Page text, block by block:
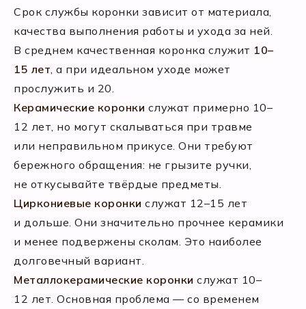
Срок службы коронки зависит от материала,
качества выполнения работы и ухода за ней.
В среднем качественная коронка служит 10–
15 лет, а при идеальном уходе может
прослужить и 20.
Керамические коронки служат примерно 10–
12 лет, но могут скалываться при травме
или неправильном прикусе. Они требуют
бережного обращения: не грызите ручки,
не откусывайте твёрдые предметы.
Циркониевые коронки служат 12–15 лет
и дольше. Они значительно прочнее керамики
и менее подвержены сколам. Это наиболее
долговечный вариант.
Металлокерамические коронки служат 10–
12 лет. Основная проблема — со временем